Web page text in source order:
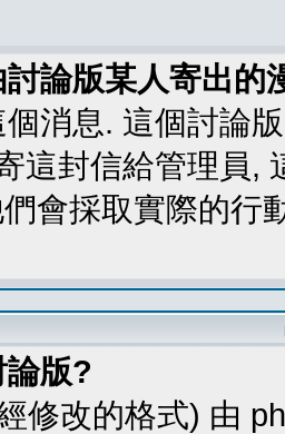
論版某人寄出的
消息. 這個討論
這封信給管理員,
會採取實際的行
版?
修改的格式) 由